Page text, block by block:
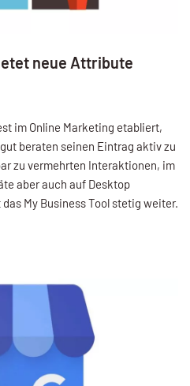
neue Attribute
im Online Marketing etabliert,
beraten seinen Eintrag aktiv zu
zu vermehrten Interaktionen, im
aber auch auf Desktop
My Business Tool stetig weiter.